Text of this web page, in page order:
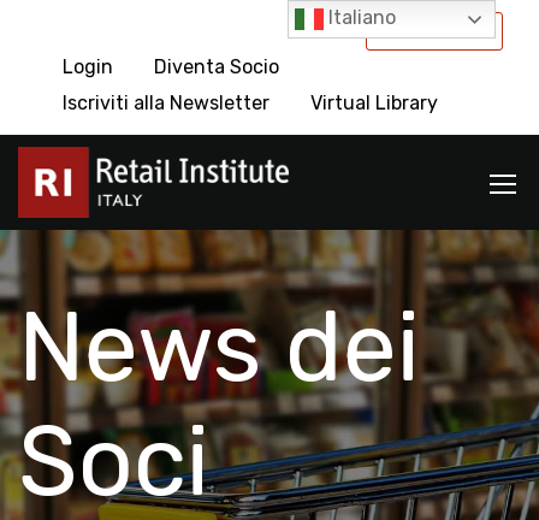
International
Login
Diventa Socio
Iscriviti alla Newsletter
Virtual Library
News dei
Soci
Italiano